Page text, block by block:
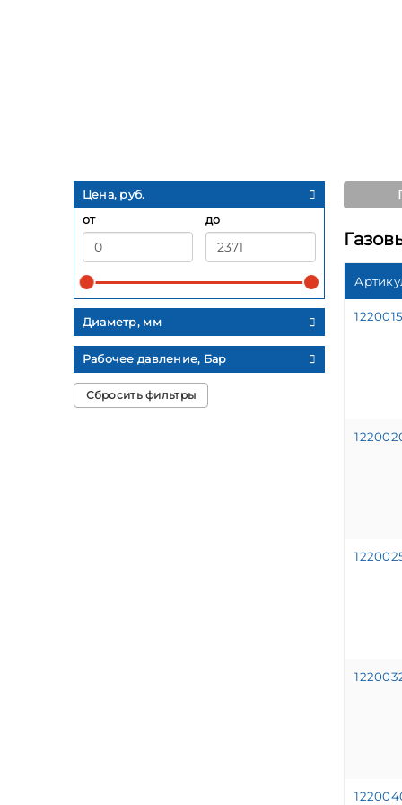
Цена, руб.
от
до
Диаметр, мм
Рабочее давление, Бар
Сбросить фильтры